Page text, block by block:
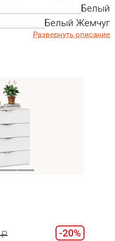
Белый
Белый Жемчуг
Развернуть описание
-20%